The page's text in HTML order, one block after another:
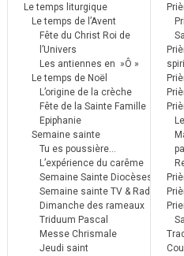
Le temps liturgique
Le temps de l’Avent
Fête du Christ Roi de
l’Univers
Les antiennes en »Ô »
Le temps de Noël
L’origine de la crèche
Fête de la Sainte Famille
Epiphanie
Semaine sainte
Tu es poussière…
L’expérience du carême
Semaine Sainte Diocèses
Semaine sainte TV & Radio
Dimanche des rameaux
Triduum Pascal
Messe Chrismale
Jeudi saint